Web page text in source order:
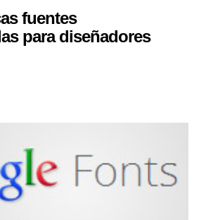
fuentes
para diseñadores